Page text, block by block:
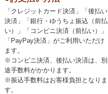
「クレジットカード決済」「後払い
決済」「銀行・ゆうちょ振込（前払
い）」「コンビニ決済（前払い）」
「PayPay決済」がご利用いただけ
ます。
※コンビニ決済、後払い決済は、別
途手数料がかかります。
※振込手数料はお客様負担となりま
す。